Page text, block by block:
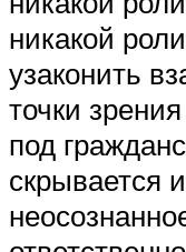
никакой
узаконить
точки
под
скрывается